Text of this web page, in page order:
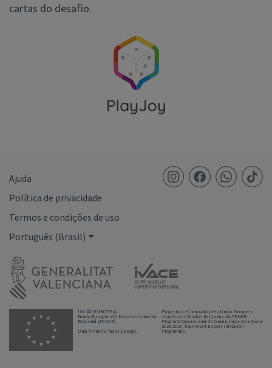
cartas do desafio.
Ajuda
Política de privacidade
Termos e condições de uso
Português (Brasil)
UNIÃO EUROPEIA
Fundo Europeu de Desenvolvimento
Regional (FEDER)
Uma forma de fazer Europa.
Projecto co-financiado pela União Europeia
através dos Fundos Europeus do FEDER.
Programa Operacional da Comunidade Valenciana
2021-2027. ICEX-Next Export Initiation
Programme.